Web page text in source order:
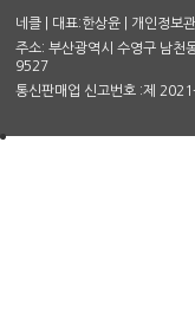
네클 | 대표:한상윤 | 개인정보
주소: 부산광역시 수영구 남
9527
통신판매업 신고번호 :제